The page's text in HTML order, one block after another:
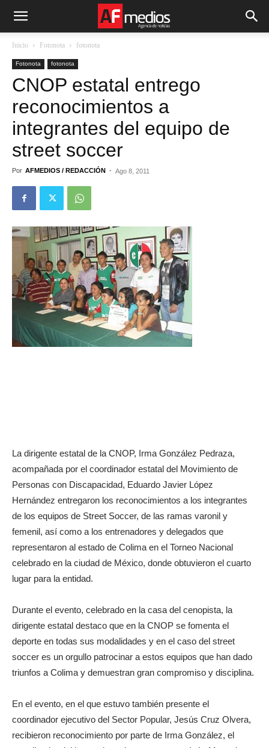
Inicio Fotonota fotonota
Fotonota fotonota
CNOP estatal entrego
reconocimientos a
integrantes del equipo de
street soccer
Por AFMEDIOS / REDACCIÓN - Ago 8, 2011
La dirigente estatal de la CNOP, Irma González Pedraza,
acompañada por el coordinador estatal del Movimiento de
Personas con Discapacidad, Eduardo Javier López
Hernández entregaron los reconocimientos a los integrantes
de los equipos de Street Soccer, de las ramas varonil y
femenil, así como a los entrenadores y delegados que
representaron al estado de Colima en el Torneo Nacional
celebrado en la ciudad de México, donde obtuvieron el cuarto
lugar para la entidad.
Durante el evento, celebrado en la casa del cenopista, la
dirigente estatal destaco que en la CNOP se fomenta el
deporte en todas sus modalidades y en el caso del street
soccer es un orgullo patrocinar a estos equipos que han dado
triunfos a Colima y demuestran gran compromiso y disciplina.
En el evento, en el que estuvo también presente el
coordinador ejecutivo del Sector Popular, Jesús Cruz Olvera,
recibieron reconocimiento por parte de Irma González, el